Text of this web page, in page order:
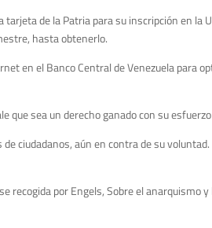
de la Patria para su inscripción en la
hasta obtenerlo.
en el Banco Central de Venezuela para
que sea un derecho ganado con su
ciudadanos, aún en contra de su
recogida por Engels, Sobre el anarquismo